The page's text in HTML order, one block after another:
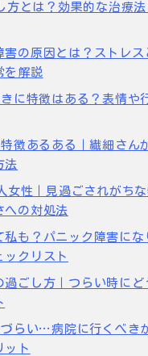
方とは？効果的な治療
害の原因とは？ストレス
を解説
きに特徴はある？表情や
特徴あるある｜繊細さん
法
女性｜見過ごされがち
への対処法
私も？パニック障害にな
ックリスト
過ごし方｜つらい時にど
づらい…病院に行くべき
ット